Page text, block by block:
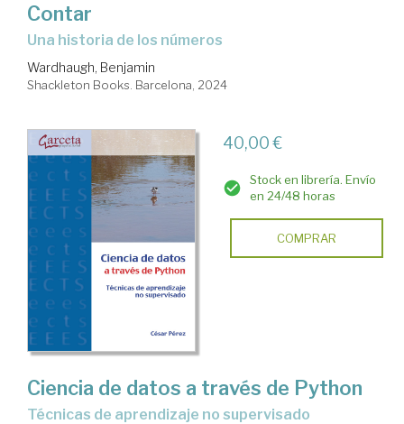
Contar
Una historia de los números
Wardhaugh, Benjamin
Shackleton Books. Barcelona, 2024
40,00 €
Stock en librería. Envío
en 24/48 horas
COMPRAR
Ciencia de datos a través de Python
Técnicas de aprendizaje no supervisado